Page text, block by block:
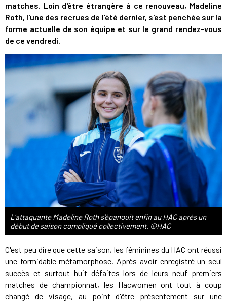
matches. Loin d'être étrangère à ce renouveau, Madeline
Roth, l'une des recrues de l'été dernier, s'est penchée sur la
forme actuelle de son équipe et sur le grand rendez-vous
de ce vendredi.
L'attaquante Madeline Roth s'épanouit enfin au HAC après un
début de saison compliqué collectivement. ©HAC
C'est peu dire que cette saison, les féminines du HAC ont réussi
une formidable métamorphose. Après avoir enregistré un seul
succès et surtout huit défaites lors de leurs neuf premiers
matches de championnat, les Hacwomen ont tout à coup
changé de visage, au point d'être présentement sur une